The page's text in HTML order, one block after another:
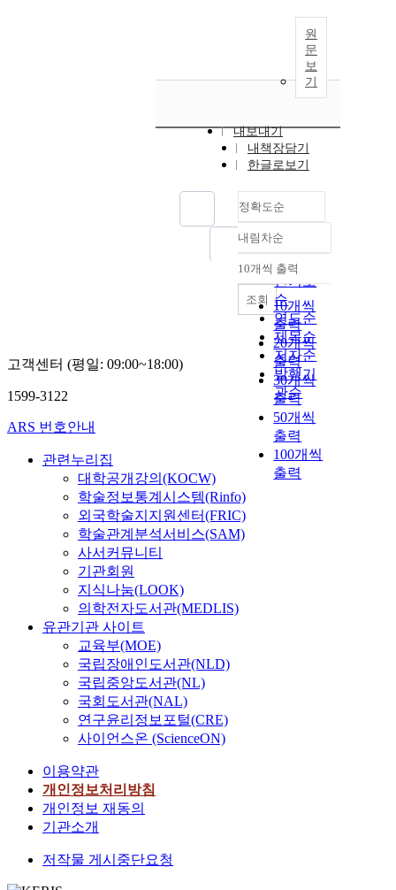
원
문
보
기
내보내기
내책장담기
한글로보기
정확도순
정확도
순
인기도
순
연도순
제목순
저자순
발행기
관순
내림차순
내림차순
10개씩 출력
10개씩
출력
20개씩
출력
30개씩
출력
50개씩
출력
100개씩
출력
조회
고객센터 (평일: 09:00~18:00)
1599-3122
ARS 번호안내
관련누리집
대학공개강의(KOCW)
학술정보통계시스템(Rinfo)
외국학술지지원센터(FRIC)
학술관계분석서비스(SAM)
사서커뮤니티
기관회원
지식나눔(LOOK)
의학전자도서관(MEDLIS)
유관기관 사이트
교육부(MOE)
국립장애인도서관(NLD)
국립중앙도서관(NL)
국회도서관(NAL)
연구윤리정보포털(CRE)
사이언스온 (ScienceON)
이용약관
개인정보처리방침
개인정보 재동의
기관소개
저작물 게시중단요청